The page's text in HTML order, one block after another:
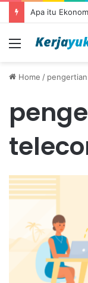
Apa itu
Menu
Home /